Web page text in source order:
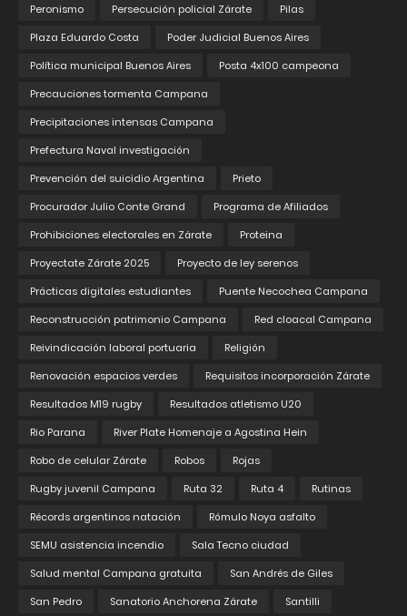
Peronismo
Persecución policial Zárate
Pilas
Plaza Eduardo Costa
Poder Judicial Buenos Aires
Política municipal Buenos Aires
Posta 4x100 campeona
Precauciones tormenta Campana
Precipitaciones intensas Campana
Prefectura Naval investigación
Prevención del suicidio Argentina
Prieto
Procurador Julio Conte Grand
Programa de Afiliados
Prohibiciones electorales en Zárate
Proteina
Proyectate Zárate 2025
Proyecto de ley serenos
Prácticas digitales estudiantes
Puente Necochea Campana
Reconstrucción patrimonio Campana
Red cloacal Campana
Reivindicación laboral portuaria
Religión
Renovación espacios verdes
Requisitos incorporación Zárate
Resultados M19 rugby
Resultados atletismo U20
Rio Parana
River Plate Homenaje a Agostina Hein
Robo de celular Zárate
Robos
Rojas
Rugby juvenil Campana
Ruta 32 Ruta 4
Rutinas
Récords argentinos natación
Rómulo Noya asfalto
SEMU asistencia incendio
Sala Tecno ciudad
Salud mental Campana gratuita
San Andrés de Giles
San Pedro
Sanatorio Anchorena Zárate
Santilli